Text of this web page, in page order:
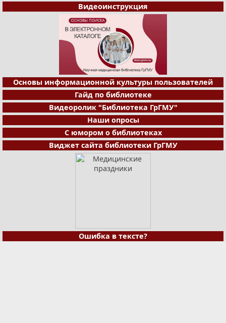
Видеоинструкция
Основы информационной культуры пользователей
Гайд по библиотеке
Видеоролик "Библиотека ГрГМУ"
Наши опросы
С юмором о библиотеках
Виджет сайта библиотеки ГрГМУ
Ошибка в тексте?